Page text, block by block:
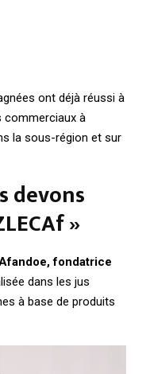
ont déjà réussi à
commerciaux à
la sous-région et sur
devons
»
fondatrice
dans les jus
à base de produits